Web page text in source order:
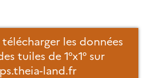
les données
tuiles de 1°x1° sur
land.fr